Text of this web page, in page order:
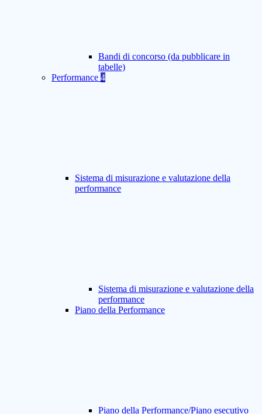
Bandi di concorso (da pubblicare in
tabelle)
Performance 4
Sistema di misurazione e valutazione della
performance
Sistema di misurazione e valutazione della
performance
Piano della Performance
Piano della Performance/Piano esecutivo